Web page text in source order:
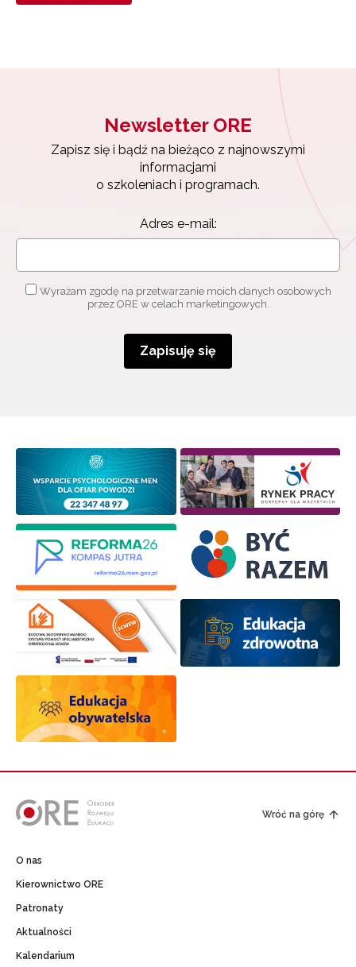
Newsletter ORE
Zapisz się i bądź na bieżąco z najnowszymi
informacjami
o szkoleniach i programach.
Adres e-mail:
Wyrażam zgodę na przetwarzanie moich danych osobowych
przez ORE w celach marketingowych.
Zapisuję się
Wróć na górę
O nas
Kierownictwo ORE
Patronaty
Aktualności
Kalendarium